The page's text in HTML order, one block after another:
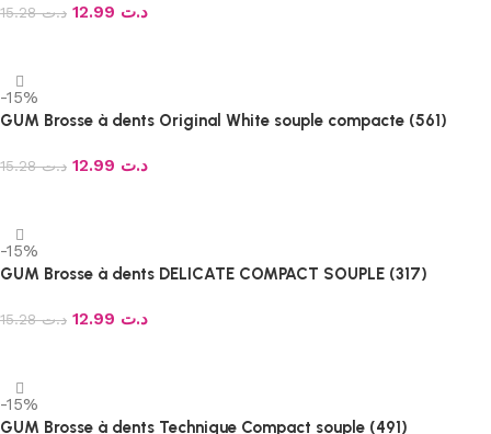
د.ت15.28 د.ت
-15%
GUM Brosse à dents Original White souple compacte (561)
د.ت15.28 د.ت
-15%
GUM Brosse à dents DELICATE COMPACT SOUPLE (317)
د.ت15.28 د.ت
-15%
GUM Brosse à dents Technique Compact souple (491)